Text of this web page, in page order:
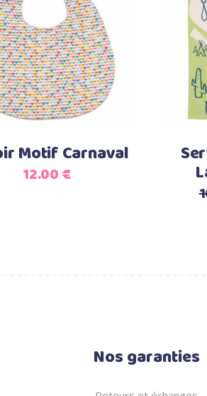
au panier
Motif Carnaval
12.00€
Nos garanties